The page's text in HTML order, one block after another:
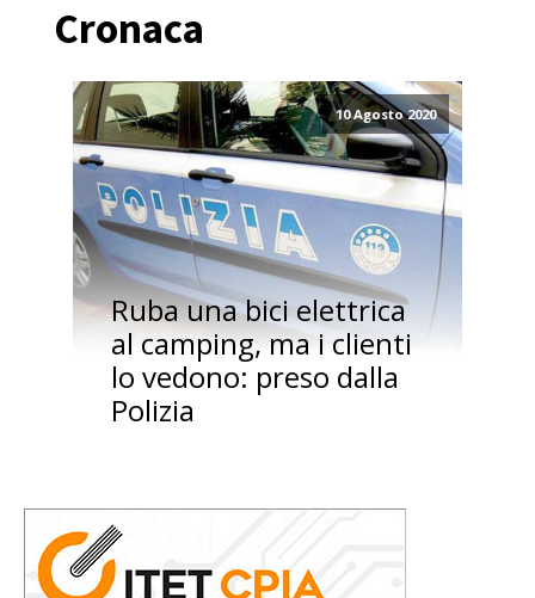
Cronaca
10 Agosto 2020
Ruba una bici elettrica
al camping, ma i clienti
lo vedono: preso dalla
Polizia